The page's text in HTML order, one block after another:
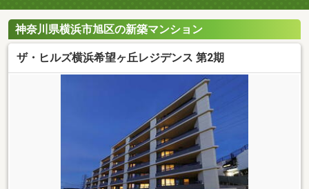
神奈川県横浜市旭区の新築マンション
ザ・ヒルズ横浜希望ヶ丘レジデンス 第2期